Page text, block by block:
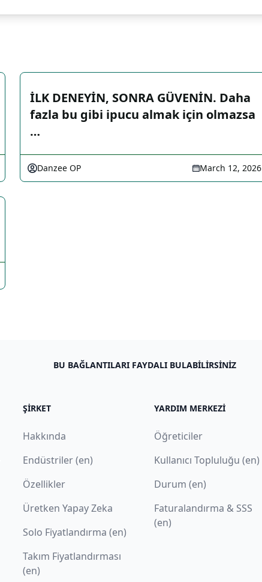
İLK DENEYİN, SONRA GÜVENİN. Daha
fazla bu gibi ipucu almak için olmazsa
…
Danzee OP March 12, 2026
BU BAĞLANTILARI FAYDALI BULABILIRSINIZ
ŞIRKET
Hakkında
Endüstriler (en)
Özellikler
Üretken Yapay Zeka
Solo Fiyatlandırma (en)
Takım Fiyatlandırması
(en)
YARDIM MERKEZI
Öğreticiler
Kullanıcı Topluluğu (en)
Durum (en)
Faturalandırma & SSS
(en)